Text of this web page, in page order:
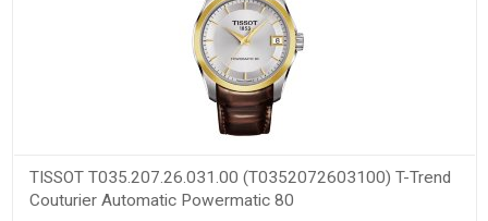
TISSOT T035.207.26.031.00 (T0352072603100) T-Trend
Couturier Automatic Powermatic 80